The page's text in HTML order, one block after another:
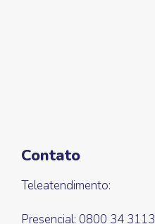
Contato
Teleatendimento:
Presencial: 0800 34 3113